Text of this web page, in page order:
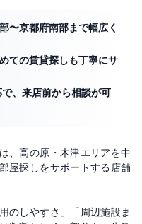
〜京都府南部まで幅広く
ての賃貸探しも丁寧にサ
、来店前から相談が可
、高の原・木津エリアを中
屋探しをサポートする店舗
のしやすさ」「周辺施設ま